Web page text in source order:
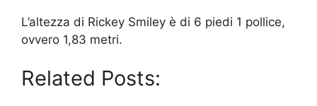
L’altezza di Rickey Smiley è di 6 piedi 1 pollice,
ovvero 1,83 metri.
Related Posts: